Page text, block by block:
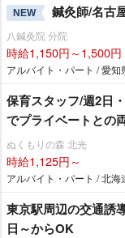
NEW 鍼灸師/名古
八鍼灸院 分院
時給1,150円～1,500円
アルバイト・パート / 愛知
保育スタッフ/週2日
でプライベートとの
ぬくもりの森 北光
時給1,125円～
アルバイト・パート / 北海
東京駅周辺の交通誘
日～からOK